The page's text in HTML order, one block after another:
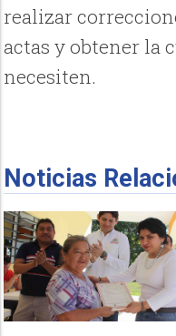
realizar
actas y obtener la
necesiten.
Noticias